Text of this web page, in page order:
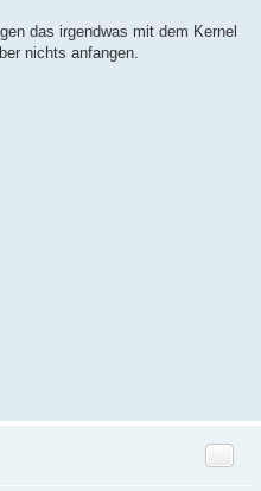
das irgendwas mit dem Kernel
nichts anfangen.
Zitat